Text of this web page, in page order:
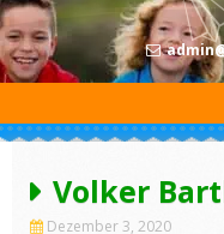
Volker
Dezember 3, 2020